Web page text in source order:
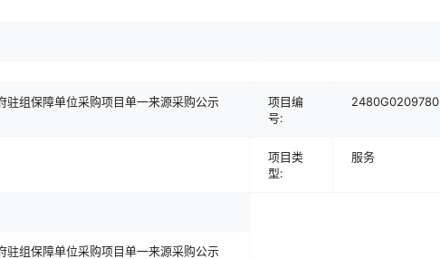
组保障单位采购项目单一来源采购公示
项目编
号:
2480G0209780
项目类
型:
服务
组保障单位采购项目单一来源采购公示